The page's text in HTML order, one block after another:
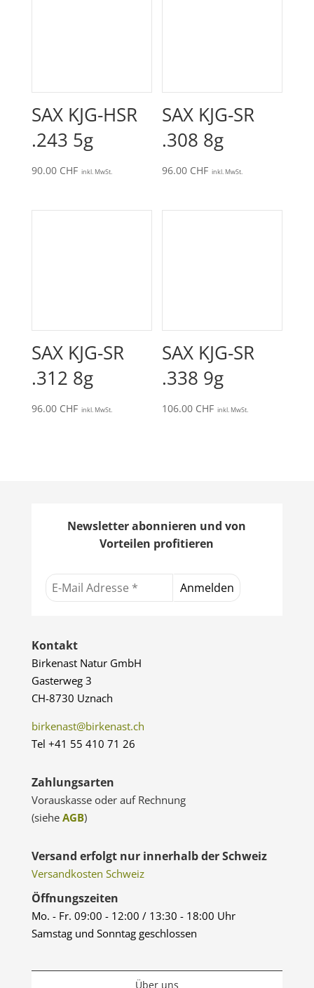
SAX KJG-HSR
.243 5g
90.00 CHF inkl. MwSt.
SAX KJG-SR
.308 8g
96.00 CHF inkl. MwSt.
SAX KJG-SR
.312 8g
96.00 CHF inkl. MwSt.
SAX KJG-SR
.338 9g
106.00 CHF inkl. MwSt.
Newsletter abonnieren und von
Vorteilen profitieren
Kontakt
Birkenast Natur GmbH
Gasterweg 3
CH-8730 Uznach
birkenast@birkenast.ch
Tel +41 55 410 71 26
Zahlungsarten
Vorauskasse oder auf Rechnung
(siehe AGB)
Versand erfolgt nur innerhalb der Schweiz
Versandkosten Schweiz
Öffnungszeiten
Mo. - Fr. 09:00 - 12:00 / 13:30 - 18:00 Uhr
Samstag und Sonntag geschlossen
Über uns